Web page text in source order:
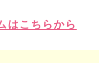
はこちらから